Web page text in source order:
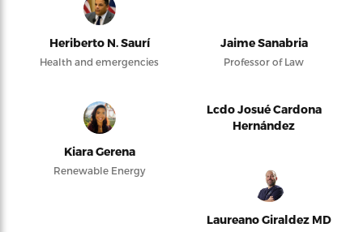
Heriberto N. Saurí
Health and emergencies
Jaime Sanabria
Professor of Law
Kiara Gerena
Renewable Energy
Lcdo Josué Cardona
Hernández
Laureano Giraldez MD